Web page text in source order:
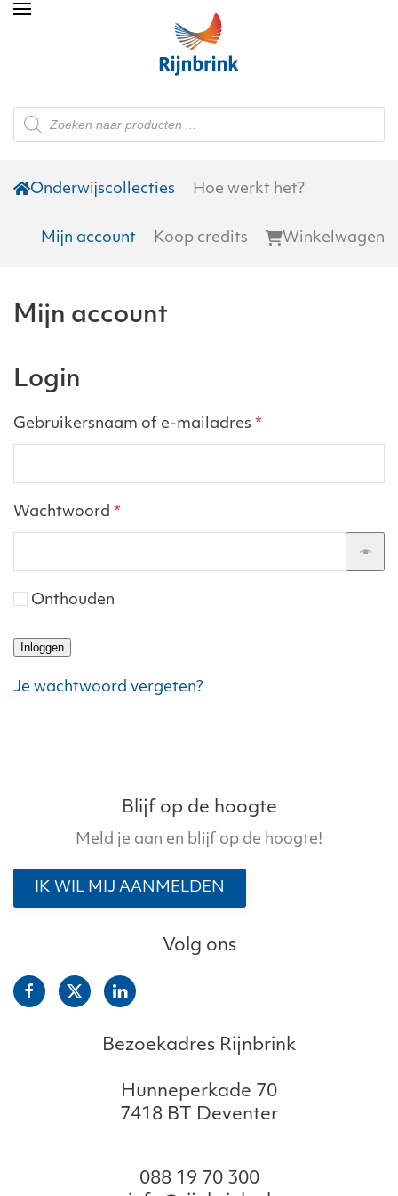
Skip to main content
Producten
zoeken
Onderwijscollecties Hoe werkt het?
Mijn account Koop credits Winkelwagen
Mijn account
Login
Gebruikersnaam of e-mailadres *
Wachtwoord *
Onthouden
Inloggen
Je wachtwoord vergeten?
Blijf op de hoogte
Meld je aan en blijf op de hoogte!
IK WIL MIJ AANMELDEN
Volg ons
Bezoekadres Rijnbrink
Hunneperkade 70
7418 BT Deventer
088 19 70 300